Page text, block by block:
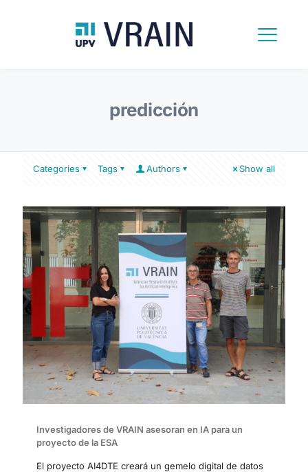
predicción
Categories Tags Authors Show all
Investigadores de VRAIN asesoran en IA para un
proyecto de la ESA
El proyecto AI4DTE creará un gemelo digital de datos